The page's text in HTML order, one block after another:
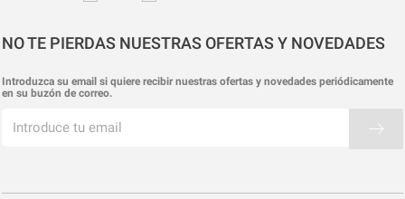
NO TE PIERDAS NUESTRAS OFERTAS Y NOVEDADES
Introduzca su email si quiere recibir nuestras ofertas y novedades periódicamente
en su buzón de correo.